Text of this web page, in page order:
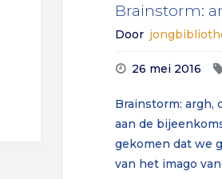
Brainstorm:
Door
26 mei 2016
Brainstorm: argh,
aan de
gekomen dat we
van het imago